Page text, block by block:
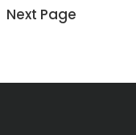
Next Page